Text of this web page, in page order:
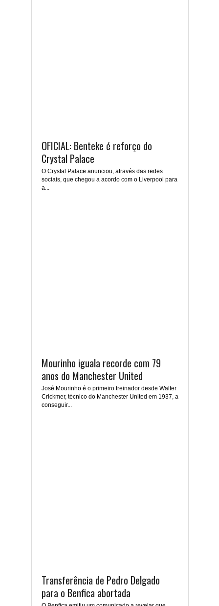
OFICIAL: Benteke é reforço do
Crystal Palace
O Crystal Palace anunciou, através das redes
sociais, que chegou a acordo com o Liverpool para
a...
Mourinho iguala recorde com 79
anos do Manchester United
José Mourinho é o primeiro treinador desde Walter
Crickmer, técnico do Manchester United em 1937, a
conseguir...
Transferência de Pedro Delgado
para o Benfica abortada